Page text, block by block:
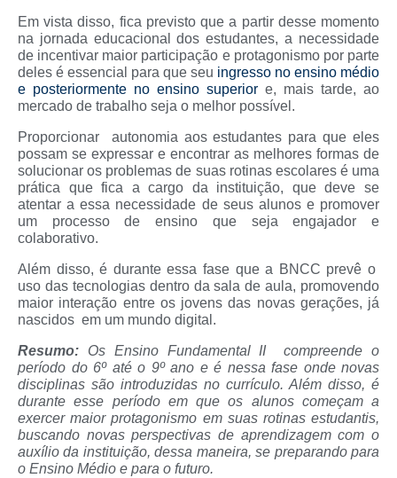
Em vista disso, fica previsto que a partir desse momento
na jornada educacional dos estudantes, a necessidade
de incentivar maior participação e protagonismo por parte
deles é essencial para que seu ingresso no ensino médio
e posteriormente no ensino superior e, mais tarde, ao
mercado de trabalho seja o melhor possível.
Proporcionar autonomia aos estudantes para que eles
possam se expressar e encontrar as melhores formas de
solucionar os problemas de suas rotinas escolares é uma
prática que fica a cargo da instituição, que deve se
atentar a essa necessidade de seus alunos e promover
um processo de ensino que seja engajador e
colaborativo.
Além disso, é durante essa fase que a BNCC prevê o
uso das tecnologias dentro da sala de aula, promovendo
maior interação entre os jovens das novas gerações, já
nascidos em um mundo digital.
Resumo: Os Ensino Fundamental II compreende o
período do 6º até o 9º ano e é nessa fase onde novas
disciplinas são introduzidas no currículo. Além disso, é
durante esse período em que os alunos começam a
exercer maior protagonismo em suas rotinas estudantis,
buscando novas perspectivas de aprendizagem com o
auxílio da instituição, dessa maneira, se preparando para
o Ensino Médio e para o futuro.